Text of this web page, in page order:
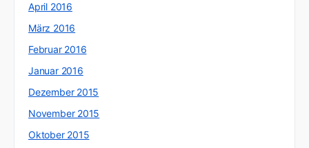
April 2016
März 2016
Februar 2016
Januar 2016
Dezember 2015
November 2015
Oktober 2015